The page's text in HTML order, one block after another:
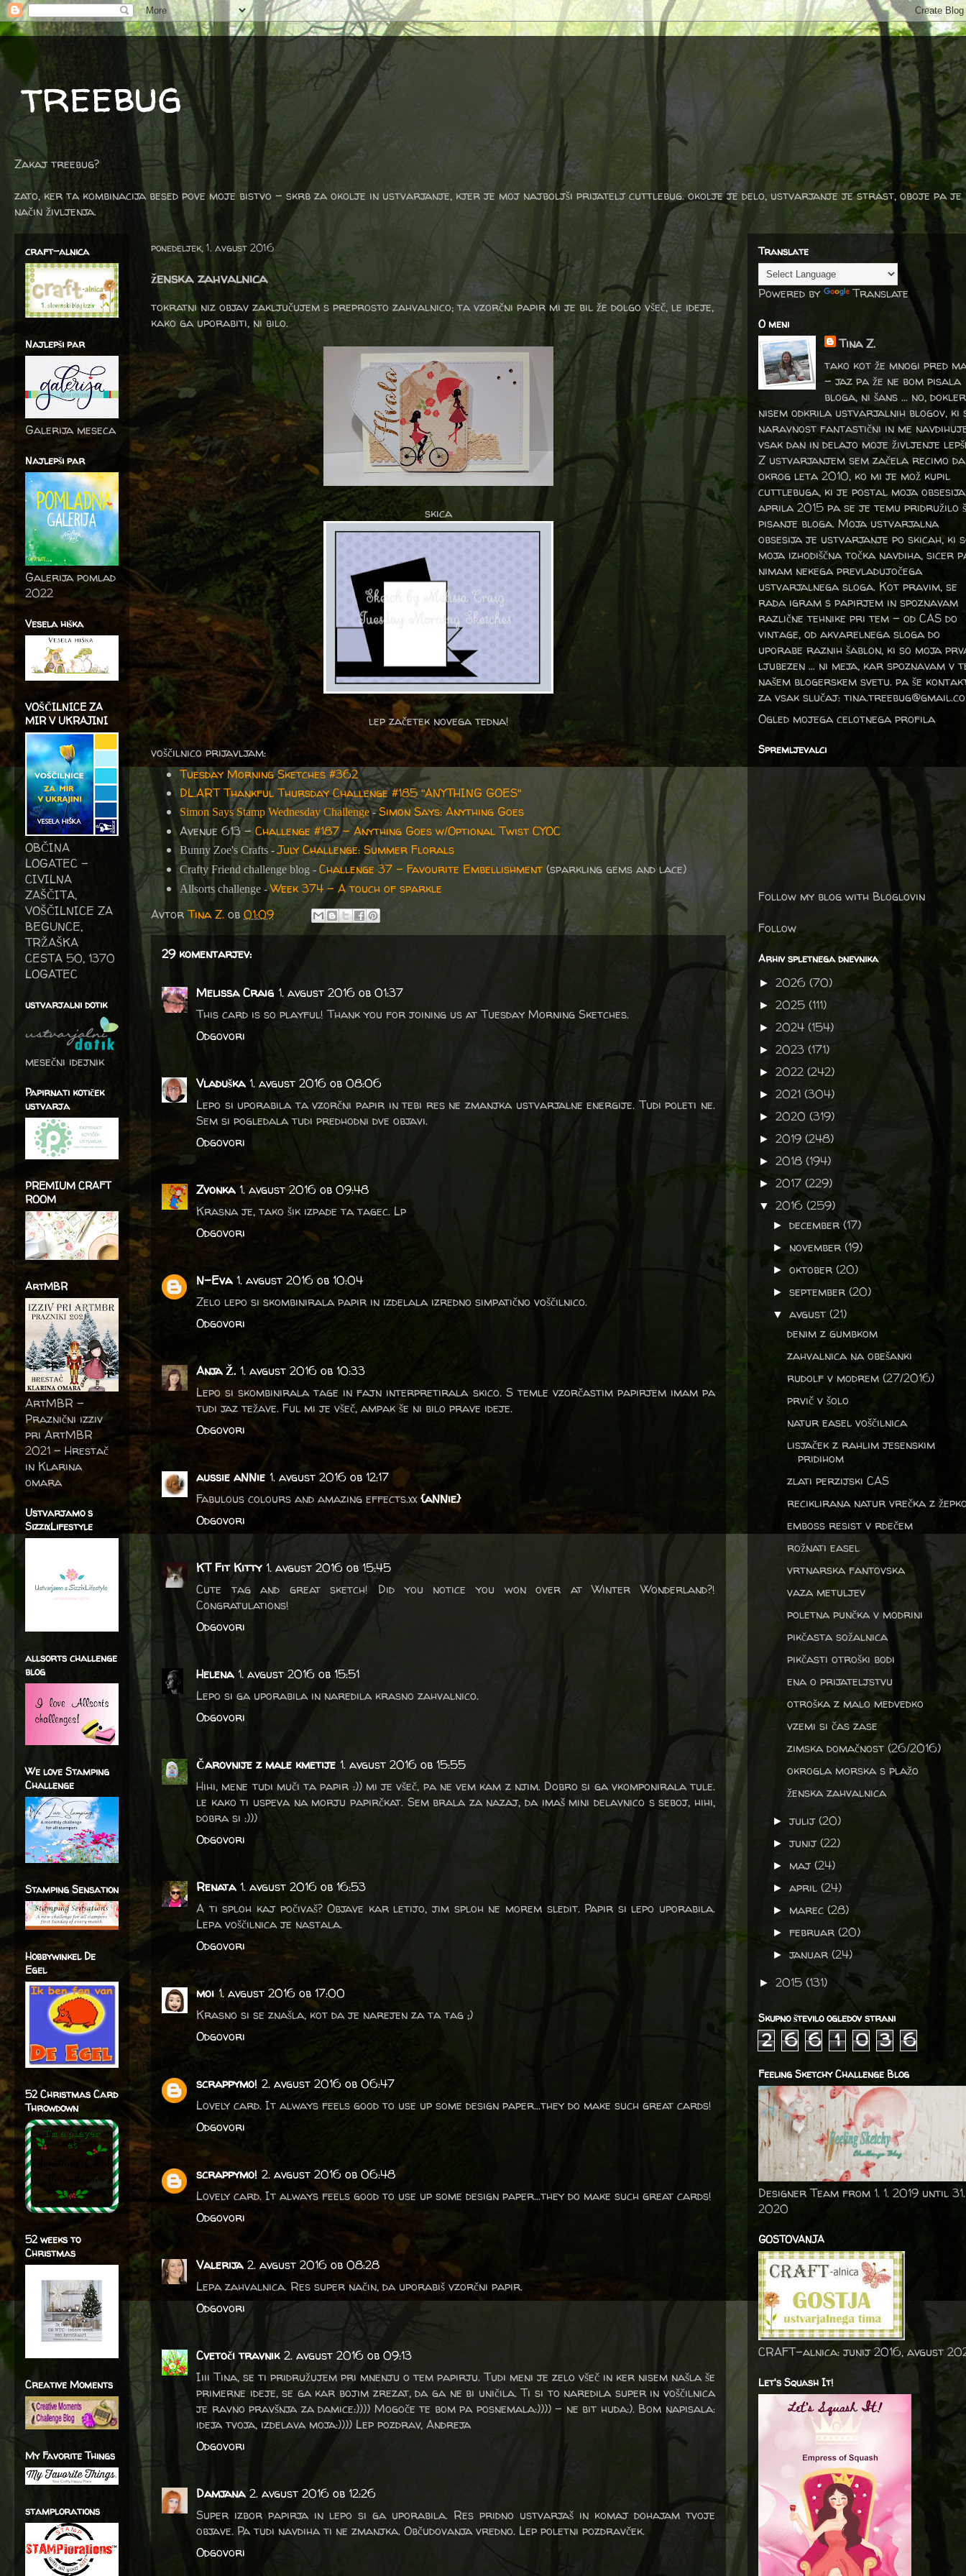
treebug
Zakaj treebug?
zato, ker ta kombinacija besed pove moje bistvo - skrb za okolje in ustvarjanje, kjer je moj najboljši prijatelj cuttlebug. okolje je delo, ustvarjanje je strast, oboje pa je
način življenja.
ponedeljek, 1. avgust 2016
ženska zahvalnica
tokratni niz objav zaključujem s preprosto zahvalnico; ta vzorčni papir mi je bil že dolgo všeč, le ideje,
kako ga uporabiti, ni bilo.
skica
lep začetek novega tedna!
voščilnico prijavljam:
Tuesday Morning Sketches #362
DL.ART Thankful Thursday Challenge #185 "ANYTHING GOES"
Simon Says Stamp Wednesday Challenge-Simon Says: Anything Goes
Avenue 613 - Challenge #187 - Anything Goes w/Optional Twist CYOC
Bunny Zoe's Crafts -July Challenge: Summer Florals
Crafty Friend challenge blog - Challenge 37 - Favourite Embellishment (sparkling gems and lace)
Allsorts challenge -Week 374 - A touch of sparkle
AvtorTina Z. ob 01:09
29 komentarjev:
Melissa Craig 1. avgust 2016 ob 01:37
This card is so playful! Thank you for joining us at Tuesday Morning Sketches.
Odgovori
Vladuška 1. avgust 2016 ob 08:06
Lepo si uporabila ta vzorčni papir in tebi res ne zmanjka ustvarjalne energije. Tudi poleti ne.
Sem si pogledala tudi predhodni dve objavi.
Odgovori
Zvonka 1. avgust 2016 ob 09:48
Krasna je, tako šik izpade ta tagec. Lp
Odgovori
N-Eva 1. avgust 2016 ob 10:04
Zelo lepo si skombinirala papir in izdelala izredno simpatično voščilnico.
Odgovori
Anja Ž. 1. avgust 2016 ob 10:33
Lepo si skombinirala tage in fajn interpretirala skico. S temle vzorčastim papirjem imam pa
tudi jaz težave. Ful mi je všeč, ampak še ni bilo prave ideje.
Odgovori
aussie aNNie 1. avgust 2016 ob 12:17
Fabulous colours and amazing effects.xx{aNNie}
Odgovori
KT Fit Kitty 1. avgust 2016 ob 15:45
Cute tag and great sketch! Did you notice you won over at Winter Wonderland?!
Congratulations!
Odgovori
Helena 1. avgust 2016 ob 15:51
Lepo si ga uporabila in naredila krasno zahvalnico.
Odgovori
Čarovnije z male kmetije 1. avgust 2016 ob 15:55
Hihi, mene tudi muči ta papir :)) mi je všeč, pa ne vem kam z njim. Dobro si ga vkomponirala tule.
le kako ti uspeva na morju papirčkat. Sem brala za nazaj, da imaš mini delavnico s seboj, hihi,
dobra si :)))
Odgovori
Renata 1. avgust 2016 ob 16:53
A ti sploh kaj počivaš? Objave kar letijo, jim sploh ne morem sledit. Papir si lepo uporabila.
Lepa voščilnica je nastala.
Odgovori
moi 1. avgust 2016 ob 17:00
Krasno si se znašla, kot da je narejen za ta tag ;)
Odgovori
scrappymo! 2. avgust 2016 ob 06:47
Lovely card. It always feels good to use up some design paper...they do make such great cards!
Odgovori
scrappymo! 2. avgust 2016 ob 06:48
Lovely card. It always feels good to use up some design paper...they do make such great cards!
Odgovori
Valerija 2. avgust 2016 ob 08:28
Lepa zahvalnica. Res super način, da uporabiš vzorčni papir.
Odgovori
Cvetoči travnik 2. avgust 2016 ob 09:13
Iiii Tina, se ti pridružujem pri mnenju o tem papirju. Tudi meni je zelo všeč in ker nisem našla še
primerne ideje, se ga kar bojim zrezat, da ga ne bi uničila. Ti si to naredila super in voščilnica
je ravno pravšnja za damice:)))) Mogoče te bom pa posnemala:)))) - ne bit huda:). Bom napisala:
ideja tvoja, izdelava moja:)))) Lep pozdrav, Andreja
Odgovori
Damjana 2. avgust 2016 ob 12:26
Super izbor papirja in lepo si ga uporabila. Res pridno ustvarjaš in komaj dohajam tvoje
objave. Pa tudi navdiha ti ne zmanjka. Občudovanja vredno. Lep poletni pozdravček.
Odgovori
craft-alnica
Najlepši par
Galerija meseca
Najlepši par
Galerija pomlad
2022
Vesela hiška
VOŠČILNICE ZA
MIR V UKRAJINI
OBČINA
LOGATEC -
CIVILNA
ZAŠČITA,
VOŠČILNICE ZA
BEGUNCE,
TRŽAŠKA
CESTA 50, 1370
LOGATEC
ustvarjalni dotik
mesečni idejnik
Papirnati kotiček
ustvarja
PREMIUM CRAFT
ROOM
ArtMBR
ArtMBR -
Praznični izziv
pri ArtMBR
2021 – Hrestač
in Klarina
omara
Ustvarjamo s
SizzixLifestyle
allsorts challenge
blog
We love Stamping
Challenge
Stamping Sensation
Hobbywinkel De
Egel
52 Christmas Card
Throwdown
52 weeks to
Christmas
Creative Moments
My Favorite Things
stamplorations
Translate
Powered by Translate
O meni
Tina Z.
tako kot že mnogi pred
- jaz pa že ne bom pisala
bloga, ni šans ... no, dokler
nisem odkrila ustvarjalnih blogov, ki
naravnost fantastični in me
vsak dan in delajo moje življenje
Z ustvarjanjem sem začela recimo da
okrog leta 2010, ko mi je mož kupil
cuttlebuga, ki je postal moja
aprila 2015 pa se je temu pridružilo
pisanje bloga. Moja ustvarjalna
obsesija je ustvarjanje po skicah, ki
moja izhodiščna točka navdiha, sicer
nimam nekega prevladujočega
ustvarjalnega sloga. Kot pravim, se
rada igram s papirjem in spoznavam
različne tehnike pri tem – od CAS do
vintage, od akvarelnega sloga do
uporabe raznih šablon, ki so moja
ljubezen … ni meja, kar spoznavam v
našem blogerskem svetu. pa še
za vsak slučaj:
Ogled mojega celotnega profila
Spremljevalci
Follow my blog with Bloglovin
Follow
Arhiv spletnega dnevnika
► 2026 (70)
► 2025 (111)
► 2024 (154)
► 2023 (171)
► 2022 (242)
► 2021 (304)
► 2020 (319)
► 2019 (248)
► 2018 (194)
► 2017 (229)
▼ 2016 (259)
►december(17)
► november(19)
►oktober(20)
►september(20)
▼avgust(21)
denim z gumbkom
zahvalnica na obešanki
rudolf v modrem (27/2016)
prvič v šolo
natur easel voščilnica
lisjaček z rahlim jesenskim
pridihom
zlati perzijski CAS
reciklirana natur vrečka z
emboss resist v rdečem
rožnati easel
vrtnarska fantovska
vaza metuljev
poletna punčka v modrini
pikčasta sožalnica
pikčasti otroški bodi
ena o prijateljstvu
otroška z malo medvedko
vzemi si čas zase
zimska domačnost (26/2016)
okrogla morska s plažo
ženska zahvalnica
►julij(20)
►junij(22)
► maj(24)
►april(24)
► marec(28)
►februar(20)
►januar(24)
► 2015 (131)
Skupno število ogledov strani
2 6 6 1 0 3 6
Feeling Sketchy Challenge Blog
Designer Team from 1. 1. 2019 until
2020
GOSTOVANJA
CRAFT-alnica: junij 2016, avgust
Let's Squash It!